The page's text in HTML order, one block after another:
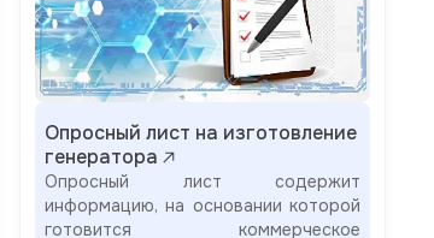
Опросный лист на изготовление
генератора
Опросный лист содержит
информацию, на основании которой
готовится коммерческое